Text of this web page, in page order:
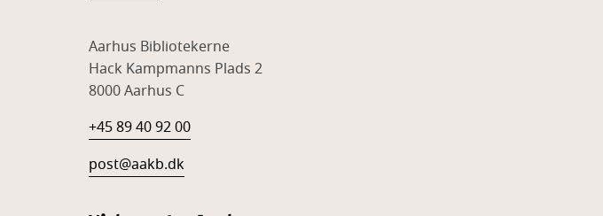
Aarhus Bibliotekerne
Hack Kampmanns Plads 2
8000 Aarhus C
+45 89 40 92 00
post@aakb.dk